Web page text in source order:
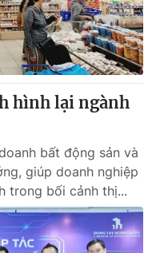
mình bằng AI
hình lại ngành
bất động sản và
giúp doanh nghiệp
trong bối cảnh thị...